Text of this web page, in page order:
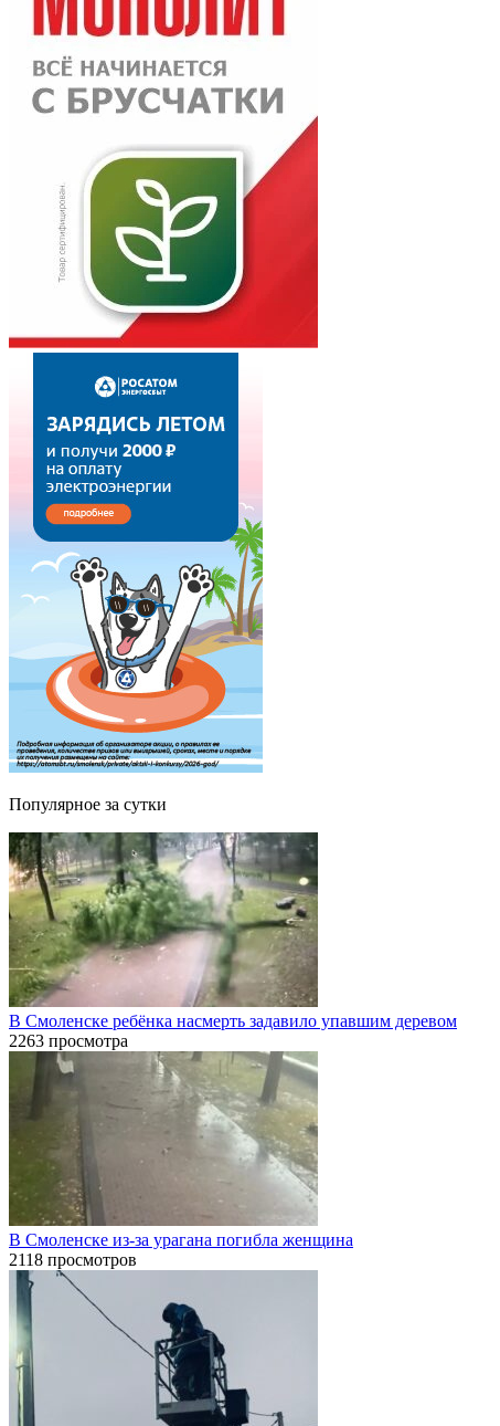
Популярное за сутки
В Смоленске ребёнка насмерть задавило упавшим деревом
2263 просмотра
В Смоленске из-за урагана погибла женщина
2118 просмотров